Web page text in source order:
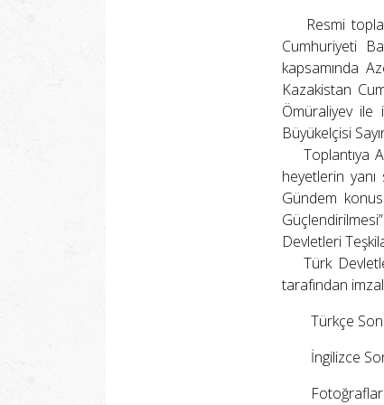
Resmi
Cumhuriyeti
kapsamında
Kazakistan
Ömüraliyev ile
Büyükelçisi
Toplantıya
heyetlerin yanı
Gündem
Devletleri
Türk
tarafından
Türkçe
İngilizce
Fotoğraflar